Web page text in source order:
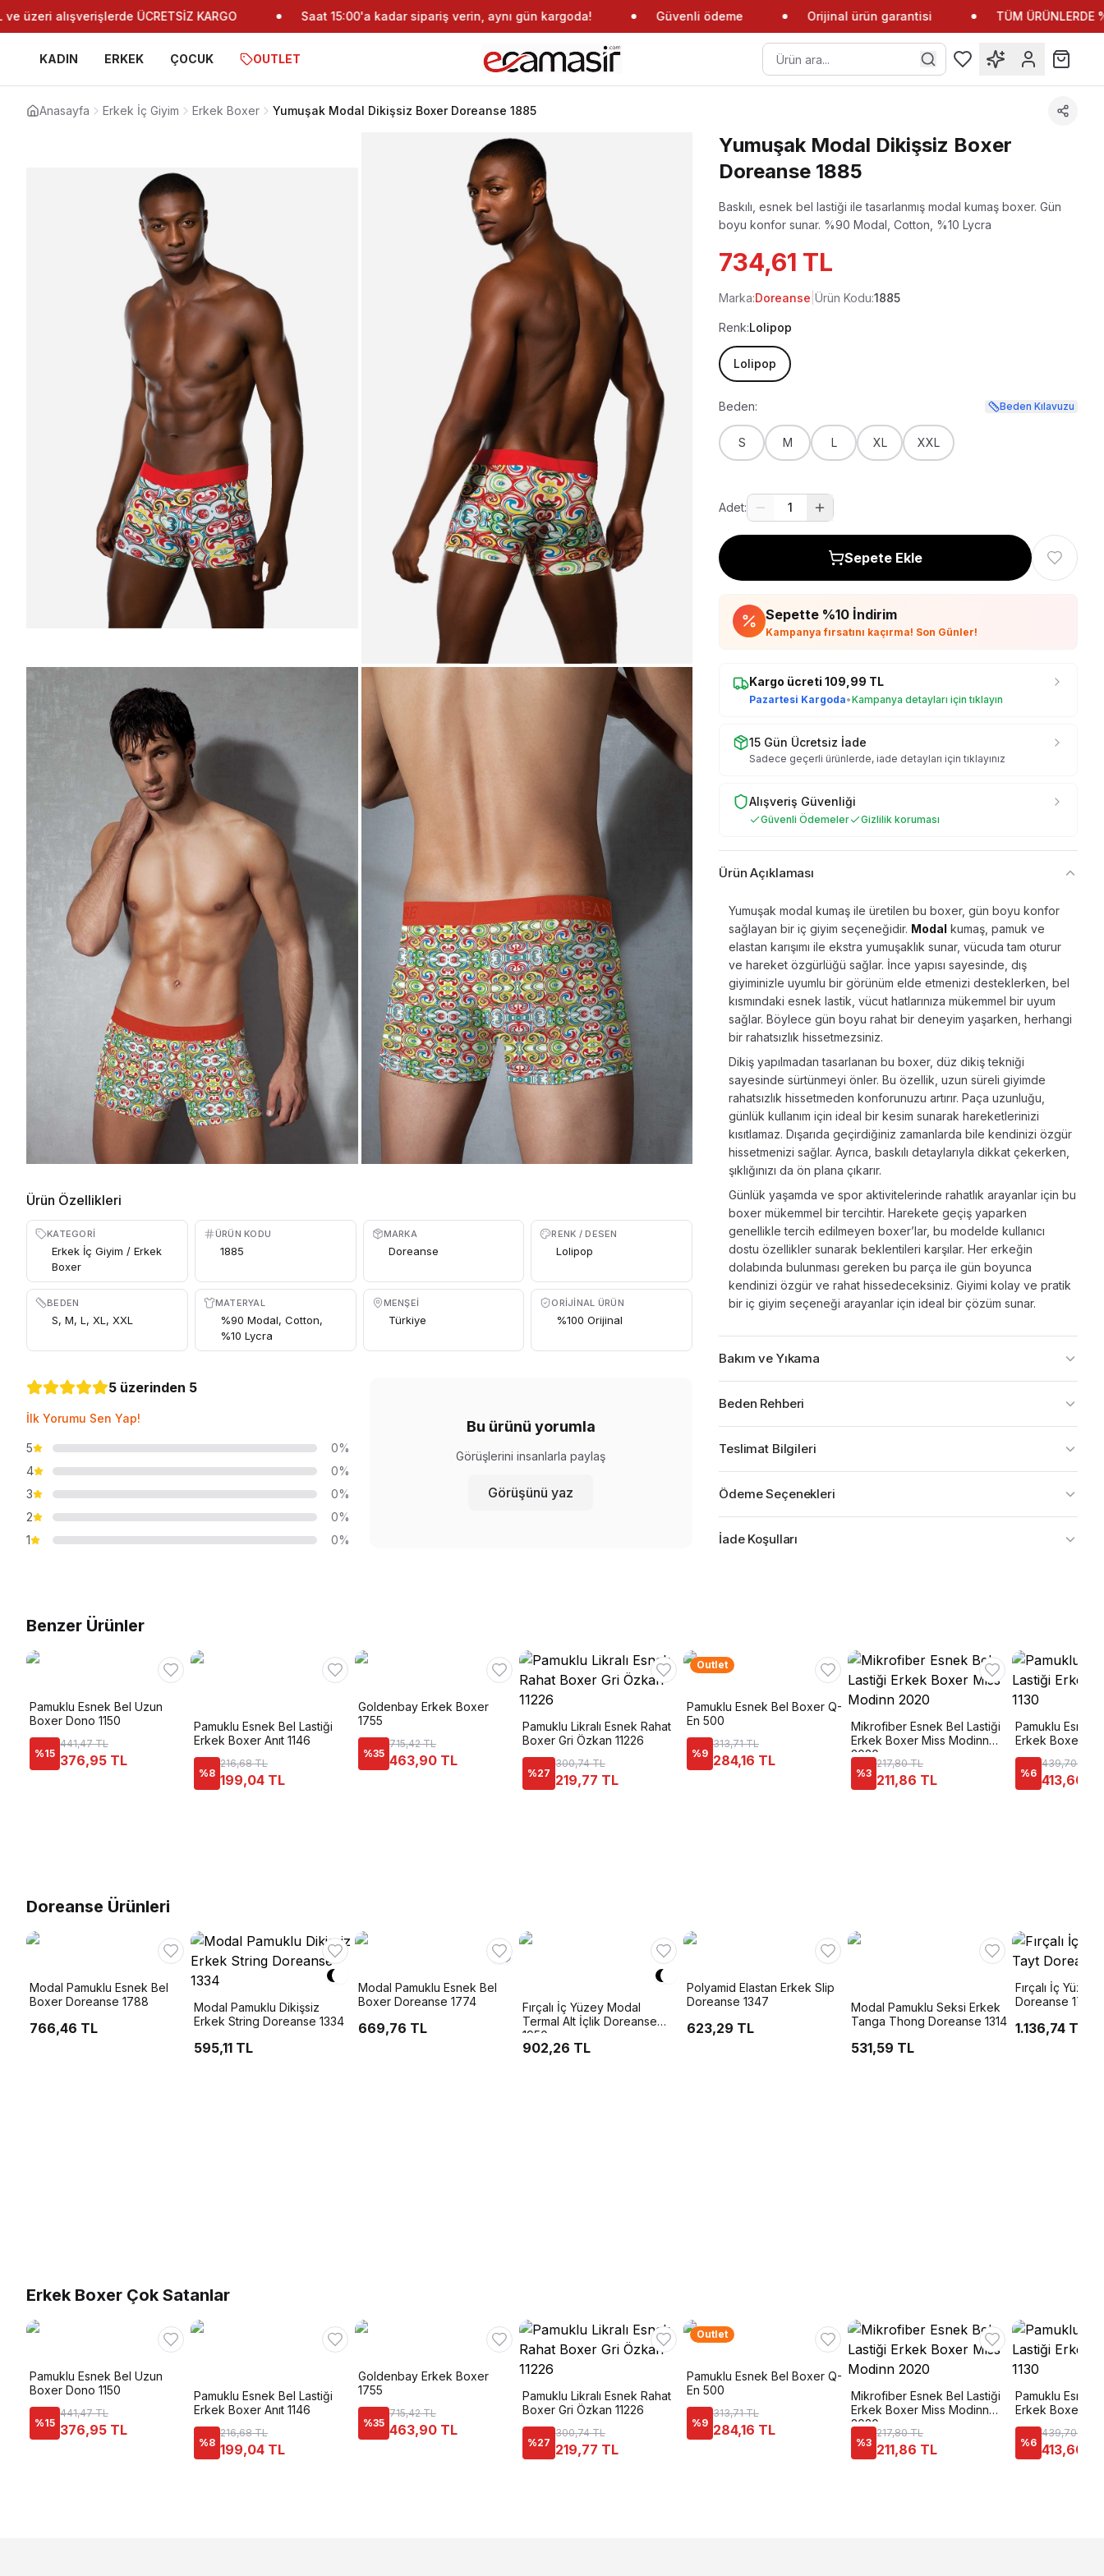
alışverişlerde ÜCRETSİZ KARGO Saat 15:00'a kadar sipariş verin, aynı gün kargoda! Güvenli ödeme Orijinal ürün garantisi TÜM ÜRÜNLERDE %10
KADIN ERKEK ÇOCUK OUTLET
Anasayfa Erkek İç Giyim Erkek Boxer Yumuşak Modal Dikişsiz Boxer Doreanse 1885
Ürün Özellikleri
KATEGORI
Erkek İç Giyim / Erkek
Boxer
ÜRÜN KODU
1885
MARKA
Doreanse
RENK / DESEN
Lolipop
BEDEN
S, M, L, XL, XXL
MATERYAL
%90 Modal, Cotton,
%10 Lycra
MENŞEI
Türkiye
ORIJINAL ÜRÜN
%100 Orijinal
5 üzerinden 5
İlk Yorumu Sen Yap!
5
0%
4
0%
3
0%
2
0%
1
0%
Bu ürünü yorumla
Görüşlerini insanlarla paylaş
Görüşünü yaz
Yumuşak Modal Dikişsiz Boxer
Doreanse 1885
Baskılı, esnek bel lastiği ile tasarlanmış modal kumaş boxer. Gün
boyu konfor sunar. %90 Modal, Cotton, %10 Lycra
734,61 TL
Marka:Doreanse |Ürün Kodu:1885
Renk:Lolipop
Lolipop
Beden: Beden Kılavuzu
S M L XL XXL
Adet: 1
Sepete Ekle
Sepette %10 İndirim
Kampanya fırsatını kaçırma! Son Günler!
Kargo ücreti109,99 TL
Pazartesi Kargoda•Kampanya detayları için tıklayın
15 Gün Ücretsiz İade
Sadece geçerli ürünlerde, iade detayları için tıklayınız
Alışveriş Güvenliği
Güvenli Ödemeler Gizlilik koruması
Ürün Açıklaması
Yumuşak modal kumaş ile üretilen bu boxer, gün boyu konfor
sağlayan bir iç giyim seçeneğidir. Modal kumaş, pamuk ve
elastan karışımı ile ekstra yumuşaklık sunar, vücuda tam oturur
ve hareket özgürlüğü sağlar. İnce yapısı sayesinde, dış
giyiminizle uyumlu bir görünüm elde etmenizi desteklerken, bel
kısmındaki esnek lastik, vücut hatlarınıza mükemmel bir uyum
sağlar. Böylece gün boyu rahat bir deneyim yaşarken, herhangi
bir rahatsızlık hissetmezsiniz.
Dikiş yapılmadan tasarlanan bu boxer, düz dikiş tekniği
sayesinde sürtünmeyi önler. Bu özellik, uzun süreli giyimde
rahatsızlık hissetmeden konforunuzu artırır. Paça uzunluğu,
günlük kullanım için ideal bir kesim sunarak hareketlerinizi
kısıtlamaz. Dışarıda geçirdiğiniz zamanlarda bile kendinizi özgür
hissetmenizi sağlar. Ayrıca, baskılı detaylarıyla dikkat çekerken,
şıklığınızı da ön plana çıkarır.
Günlük yaşamda ve spor aktivitelerinde rahatlık arayanlar için bu
boxer mükemmel bir tercihtir. Harekete geçiş yaparken
genellikle tercih edilmeyen boxer’lar, bu modelde kullanıcı
dostu özellikler sunarak beklentileri karşılar. Her erkeğin
dolabında bulunması gereken bu parça ile gün boyunca
kendinizi özgür ve rahat hissedeceksiniz. Giyimi kolay ve pratik
bir iç giyim seçeneği arayanlar için ideal bir çözüm sunar.
Bakım ve Yıkama
Beden Rehberi
Teslimat Bilgileri
Ödeme Seçenekleri
İade Koşulları
Benzer Ürünler
Pamuklu Esnek Bel Uzun
Boxer Dono 1150
%15
441,47 TL
376,95 TL
Pamuklu Esnek Bel Lastiği
Erkek Boxer Anıt 1146
%8
216,68 TL
199,04 TL
Goldenbay Erkek Boxer
1755
%35
715,42 TL
463,90 TL
Pamuklu Likralı Esnek Rahat
Boxer Gri Özkan 11226
%27
300,74 TL
219,77 TL
Outlet
Pamuklu Esnek Bel Boxer Q-
En 500
%9
313,71 TL
284,16 TL
Mikrofiber Esnek Bel Lastiği
Erkek Boxer Miss Modinn
2020
%3
217,80 TL
211,86 TL
Pamuklu Esnek
Erkek Boxer
%6
439,70 TL
413,60 TL
Doreanse Ürünleri
Modal Pamuklu Esnek Bel
Boxer Doreanse 1788
766,46 TL
Modal Pamuklu Dikişsiz
Erkek String Doreanse 1334
595,11 TL
Modal Pamuklu Esnek Bel
Boxer Doreanse 1774
669,76 TL
Fırçalı İç Yüzey Modal
Termal Alt İçlik Doreanse
1950
902,26 TL
Polyamid Elastan Erkek Slip
Doreanse 1347
623,29 TL
Modal Pamuklu Seksi Erkek
Tanga Thong Doreanse 1314
531,59 TL
Fırçalı İç
Doreanse 1784
1.136,74 TL
Erkek Boxer Çok Satanlar
Pamuklu Esnek Bel Uzun
Boxer Dono 1150
%15
441,47 TL
376,95 TL
Pamuklu Esnek Bel Lastiği
Erkek Boxer Anıt 1146
%8
216,68 TL
199,04 TL
Goldenbay Erkek Boxer
1755
%35
715,42 TL
463,90 TL
Pamuklu Likralı Esnek Rahat
Boxer Gri Özkan 11226
%27
300,74 TL
219,77 TL
Outlet
Pamuklu Esnek Bel Boxer Q-
En 500
%9
313,71 TL
284,16 TL
Mikrofiber Esnek Bel Lastiği
Erkek Boxer Miss Modinn
2020
%3
217,80 TL
211,86 TL
Pamuklu Esnek
Erkek Boxer
%6
439,70 TL
413,60 TL